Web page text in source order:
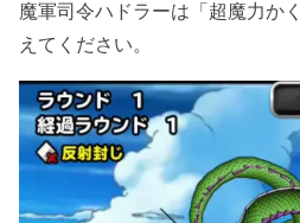
魔軍司令ハドラーは「超魔力か
えてください。